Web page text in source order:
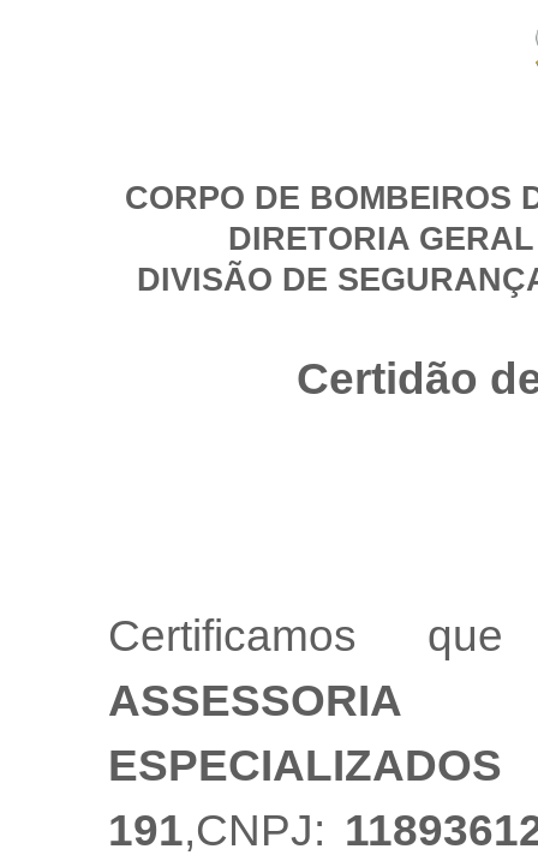
CORPO DE BOMBEIROS
DIRETORIA
DIVISÃO DE
Certidão
Certificamos
191,CNPJ: